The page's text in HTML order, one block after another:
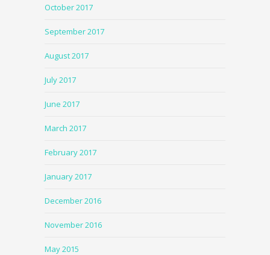
October 2017
September 2017
August 2017
July 2017
June 2017
March 2017
February 2017
January 2017
December 2016
November 2016
May 2015